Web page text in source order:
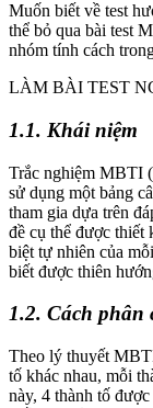
Muốn biết về test
thể bỏ qua bài test
nhóm tính cách
LÀM BÀI TEST
1.1. Khái niệm
Trắc nghiệm MBTI
sử dụng một bảng
tham gia dựa trên
đề cụ thể được thiết
biệt tự nhiên của
biết được thiên
1.2. Cách phân
Theo lý thuyết
tố khác nhau, mỗi
này, 4 thành tố